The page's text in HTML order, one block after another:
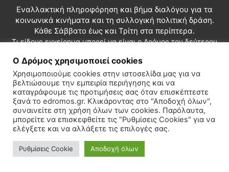
Εναλλακτική πληροφόρηση και βήμα διαλόγου για τα
κοινωνικά κινήματα και τη συλλογική πολιτική δράση.
Κάθε Σάββατο έως και Τρίτη στα περίπτερα.
Τι είδους εγχείρημα μπορεί να είναι ο Δρόμος του δεύτερου
μιαν απάντηση. Ο Δρόμος πρέπει ενσυνείδητα και
σχεδιασμένα να προσδιοριστεί ως συμβολή διεξόδου της
χώρας από την καθολική κρίση.
διαβάστε περισσότερα...
Επικοινωνία: info@edromos.gr
ΑΚΟΛΟΥΘΗΣΕ ΜΑΣ
Ο Δρόμος χρησιμοποιεί cookies
Χρησιμοποιούμε cookies στην ιστοσελίδα μας για να
βελτιώσουμε την εμπειρία περιήγησης και να
καταγράφουμε τις προτιμήσεις σας όταν επισκέπτεστε
ξανά το edromos.gr. Κλικάροντας στο "Αποδοχή όλων",
συναινείτε στη χρήση όλων των cookies. Παρόλαυτα,
μπορείτε να επισκεφθείτε τις "Ρυθμίσεις Cookies" για να
ελέγξετε και να αλλάξετε τις επιλογές σας.
Ρυθμίσεις Cookie Αποδοχή όλων